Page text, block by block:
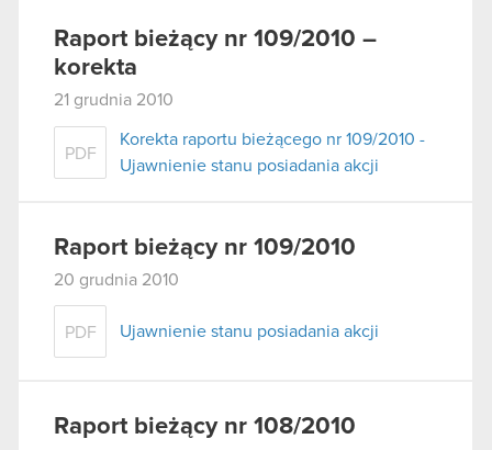
Raport bieżący nr 109/2010 –
korekta
21 grudnia 2010
PDF
Korekta raportu bieżącego nr 109/2010 -
Ujawnienie stanu posiadania akcji
Raport bieżący nr 109/2010
20 grudnia 2010
PDF Ujawnienie stanu posiadania akcji
Raport bieżący nr 108/2010